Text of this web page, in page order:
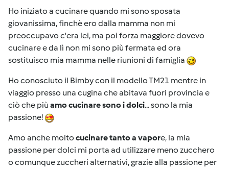
Ho iniziato a cucinare quando mi sono sposata
giovanissima, finchè ero dalla mamma non mi
preoccupavo c'era lei, ma poi forza maggiore dovevo
cucinare e da lì non mi sono più fermata ed ora
sostituisco mia mamma nelle riunioni di famiglia
Ho conosciuto il Bimby con il modello TM21 mentre in
viaggio presso una cugina che abitava fuori provincia e
ciò che più amo cucinare sono i dolci... sono la mia
passione!
Amo anche molto cucinare tanto a vapore, la mia
passione per dolci mi porta ad utilizzare meno zucchero
o comunque zuccheri alternativi, grazie alla passione per